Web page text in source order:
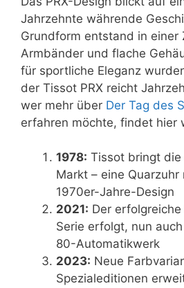
Jahrzehnte währende
Grundform entstand in einer
Armbänder und flache
für sportliche Eleganz
der Tissot PRX reicht
wer mehr über Der Tag des
erfahren möchte, findet hier
1978: Tissot bringt die
Markt – eine
1970er-Jahre-Design
2021: Der erfolgreiche
Serie erfolgt, nun
80-Automatikwerk
2023: Neue
Spezialeditionen